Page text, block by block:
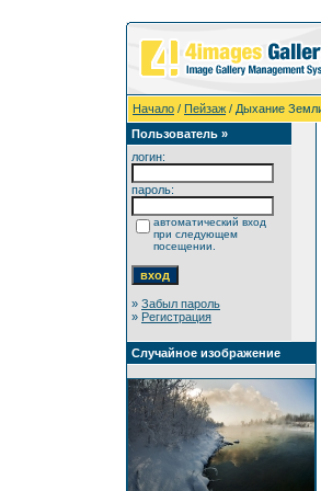
Начало / Пейзаж / Дыхание
Пользователь »
логин:
пароль:
автоматический вход
при следующем
посещении.
» Забыл пароль
» Регистрация
Случайное изображение